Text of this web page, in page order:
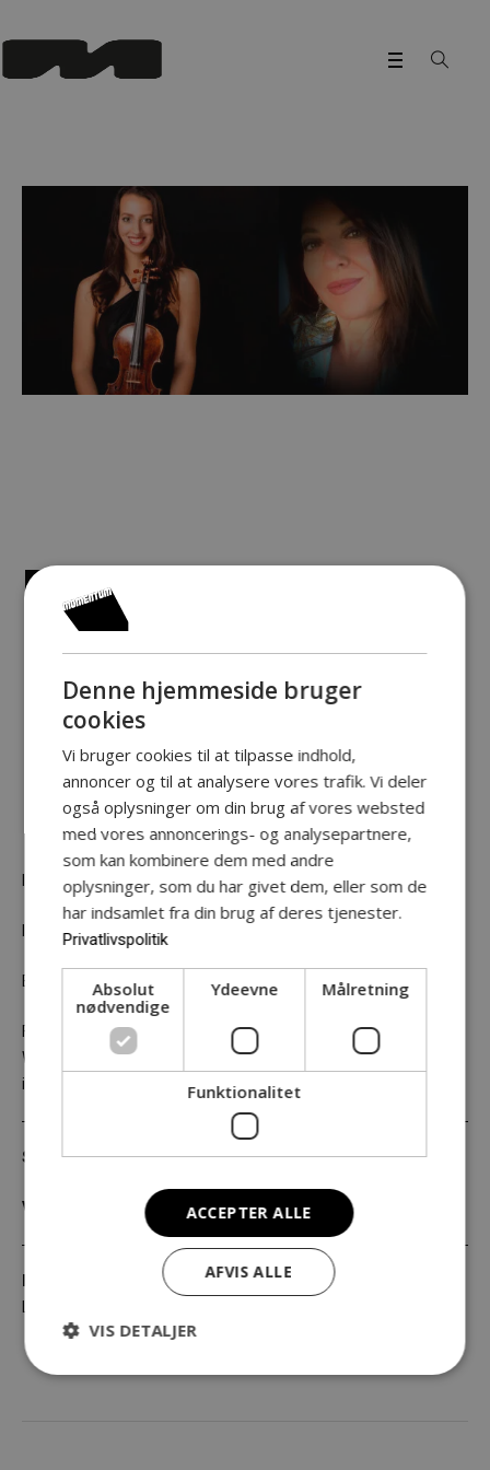
BENEATH THE
SURFACE – FROM
STRAUSS TO
FREUD
Ikke en forelæsning.
Ikke en koncert.
En fælles lytte oplevelse.
Fortæller Teresa Simone og violinist Lea Vegelante dykker ned i
Wiens smukke musik og undersøger det ubevidste sind i denne
intime liveperformance.
SprogEngelsk
Varighed 1 time 15 minutter
Art and Mind StorytellerTeresa Simone
Denne hjemmeside bruger
cookies
Vi bruger cookies til at tilpasse indhold,
annoncer og til at analysere vores trafik. Vi deler
også oplysninger om din brug af vores websted
med vores annoncerings- og analysepartnere,
som kan kombinere dem med andre
oplysninger, som du har givet dem, eller som de
har indsamlet fra din brug af deres tjenester.
Privatlivspolitik
Absolut
nødvendige
Ydeevne Målretning
Funktionalitet
ACCEPTER ALLE
AFVIS ALLE
VIS DETALJER